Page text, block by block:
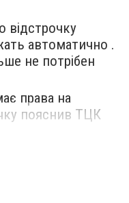
відстрочку
автоматично .
не потрібен
права на
пояснив ТЦК